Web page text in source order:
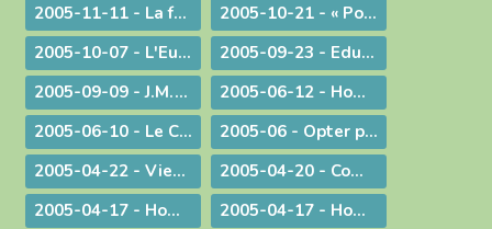
2005-11-11 - La faiblesse au service d'une cause
2005-10-21 - « Pour de nouveaux modes de vie ! »
2005-10-07 - L'Eucharistie, source de la transformation des cœurs et du monde
2005-09-23 - Eduquer
2005-09-09 - J.M.J. du souvenir à l'avenir !
2005-06-12 - Homélie pour des ordinations diaconales
2005-06-10 - Le Curé d'Ars chez le Pape !
2005-06 - Opter pour l'avenir
2005-04-22 - Viens Esprit-Saint !
2005-04-20 - Communiqué à l'occasion de l'élection du Pape Benoît XVI
2005-04-17 - Homélie pour la journée des vocations
2005-04-17 - Homélie pour la journée des vocations